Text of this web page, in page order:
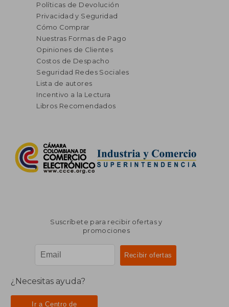
Políticas de Devolución
Privacidad y Seguridad
Cómo Comprar
Nuestras Formas de Pago
Opiniones de Clientes
Costos de Despacho
Seguridad Redes Sociales
Lista de autores
Incentivo a la Lectura
Libros Recomendados
Suscríbete para recibir ofertas y
promociones
¿Necesitas ayuda?
Ir a Centro de